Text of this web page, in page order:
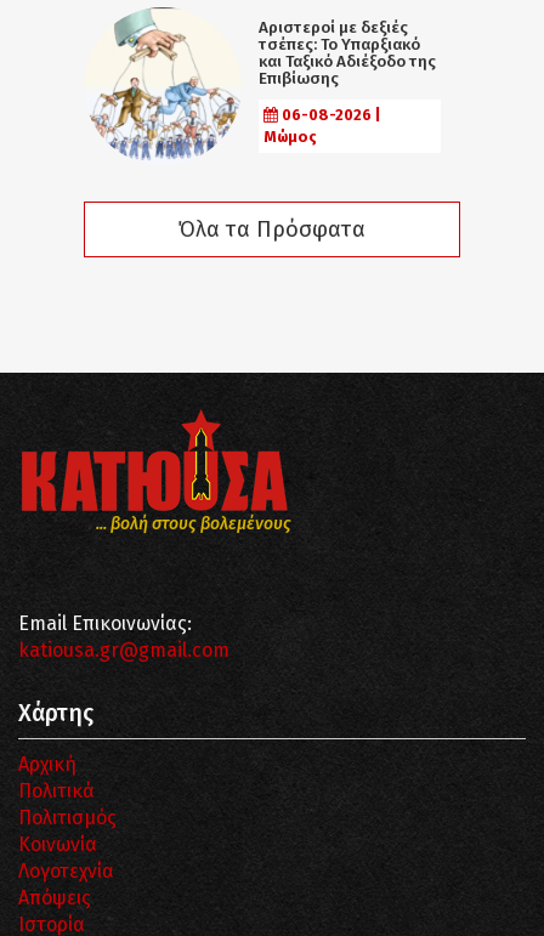
Αριστεροί με δεξιές
τσέπες: Το Υπαρξιακό
και Ταξικό Αδιέξοδο της
Επιβίωσης
06-08-2026 |
Μώμος
Όλα τα Πρόσφατα
... βολή στους βολεμένους
Email Επικοινωνίας:
katiousa.gr@gmail.com
Χάρτης
Αρχική
Πολιτικά
Πολιτισμός
Κοινωνία
Λογοτεχνία
Απόψεις
Ιστορία